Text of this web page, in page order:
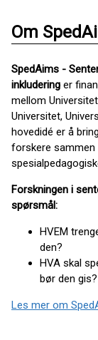
Om
SpedAims -
inkludering er
mellom
Universitet,
hovedidé er å
forskere
Forskningen i
spørsmål:
HVEM
den?
HVA skal
bør den gis?
Les mer om